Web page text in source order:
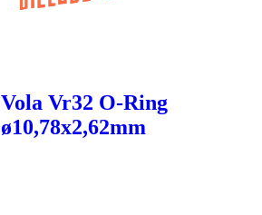
Vola Vr32 O-Ring
ø10,78x2,62mm